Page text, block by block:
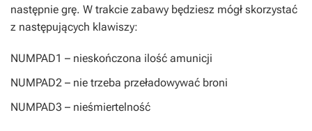
następnie grę. W trakcie zabawy będziesz mógł skorzystać
z następujących klawiszy:
NUMPAD1 – nieskończona ilość amunicji
NUMPAD2 – nie trzeba przeładowywać broni
NUMPAD3 – nieśmiertelność